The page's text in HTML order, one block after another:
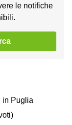
le notifiche
in Puglia